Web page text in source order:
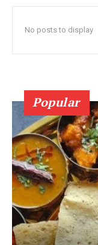
No posts to display
Popular